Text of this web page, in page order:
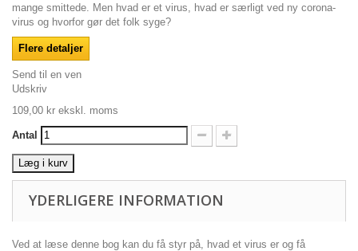
mange smittede. Men hvad er et virus, hvad er særligt ved ny corona-
virus og hvorfor gør det folk syge?
Flere detaljer
Send til en ven
Udskriv
109,00 kr ekskl. moms
Antal
Læg i kurv
YDERLIGERE INFORMATION
Ved at læse denne bog kan du få styr på, hvad et virus er og få